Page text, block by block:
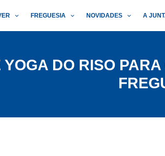
FREGUESIA NOVIDADES A
DO RISO